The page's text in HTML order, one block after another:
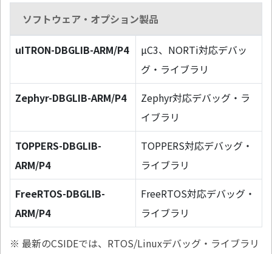
ソフトウェア・オプション製品
uITRON-DBGLIB-ARM/P4
µC3、NORTi対応デバッ
グ・ライブラリ
Zephyr-DBGLIB-ARM/P4
Zephyr対応デバッグ・ラ
イブラリ
TOPPERS-DBGLIB-
ARM/P4
TOPPERS対応デバッグ・
ライブラリ
FreeRTOS-DBGLIB-
ARM/P4
FreeRTOS対応デバッグ・
ライブラリ
※ 最新のCSIDEでは、RTOS/Linuxデバッグ・ライブラリ